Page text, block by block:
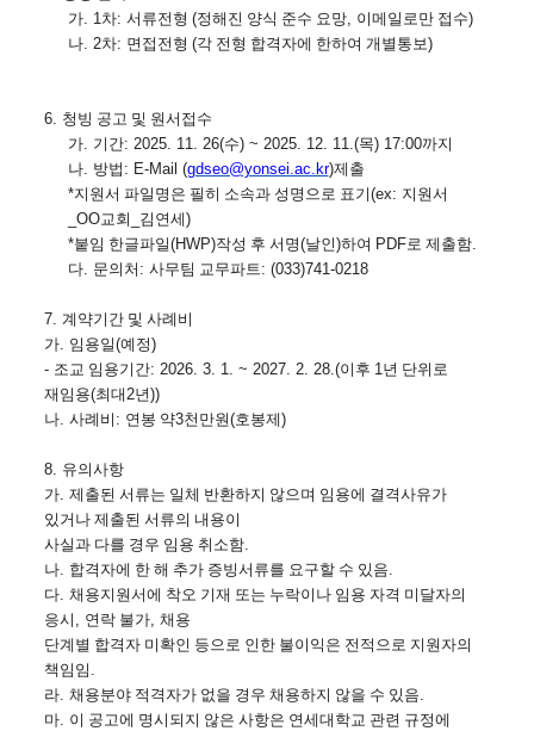
가. 1차: 서류전형 (정해진 양식 준수 요망, 이메일로만 접수)
나. 2차: 면접전형 (각 전형 합격자에 한하여 개별통보)
6. 청빙 공고 및 원서접수
가. 기간: 2025. 11. 26(수) ~ 2025. 12. 11.(목) 17:00까지
나. 방법 : E-Mail (gdseo@yonsei.ac.kr)제출
*지원서 파일명은 필히 소속과 성명으로 표기(ex: 지원서
_OO교회 김연세)
*붙임 한글파일(HWP)작성 후 서명(날인)하여 PDF로 제출함.
다. 문의처 : 사무팀 교무파트: (033)741-0218
7. 계약기간 및 사례비
가. 임용일(예정)
- 조교 임용기간: 2026. 3. 1. ~ 2027. 2. 28.(이후 1년 단위로
재임용(최대2년))
나. 사례비 : 연봉 약3천만원(호봉제)
8. 유의사항
가. 제출된 서류는 일체 반환하지 않으며 임용에 결격사유가
있거나 제출된 서류의 내용이
사실과 다를 경우 임용 취소함.
나. 합격자에 한 해 추가 증빙서류를 요구할 수 있음.
다. 채용지원서에 착오 기재 또는 누락이나 임용 자격 미달자의
응시 , 연락 불가, 채용
단계별 합격자 미확인 등으로 인한 불이익은 전적으로 지원자의
책임임 .
라. 채용분야 적격자가 없을 경우 채용하지 않을 수 있음.
마. 이 공고에 명시되지 않은 사항은 연세대학교 관련 규정에